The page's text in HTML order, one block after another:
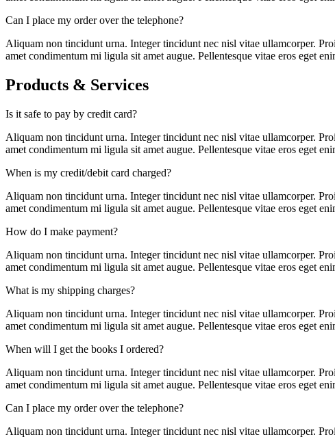
Can I place my order over the telephone?
Aliquam non tincidunt urna. Integer tincidunt nec nisl vitae ullamcorper.
amet condimentum mi ligula sit amet augue. Pellentesque vitae eros eget
Products & Services
Is it safe to pay by credit card?
Aliquam non tincidunt urna. Integer tincidunt nec nisl vitae ullamcorper.
amet condimentum mi ligula sit amet augue. Pellentesque vitae eros eget
When is my credit/debit card charged?
Aliquam non tincidunt urna. Integer tincidunt nec nisl vitae ullamcorper.
amet condimentum mi ligula sit amet augue. Pellentesque vitae eros eget
How do I make payment?
Aliquam non tincidunt urna. Integer tincidunt nec nisl vitae ullamcorper.
amet condimentum mi ligula sit amet augue. Pellentesque vitae eros eget
What is my shipping charges?
Aliquam non tincidunt urna. Integer tincidunt nec nisl vitae ullamcorper.
amet condimentum mi ligula sit amet augue. Pellentesque vitae eros eget
When will I get the books I ordered?
Aliquam non tincidunt urna. Integer tincidunt nec nisl vitae ullamcorper.
amet condimentum mi ligula sit amet augue. Pellentesque vitae eros eget
Can I place my order over the telephone?
Aliquam non tincidunt urna. Integer tincidunt nec nisl vitae ullamcorper.